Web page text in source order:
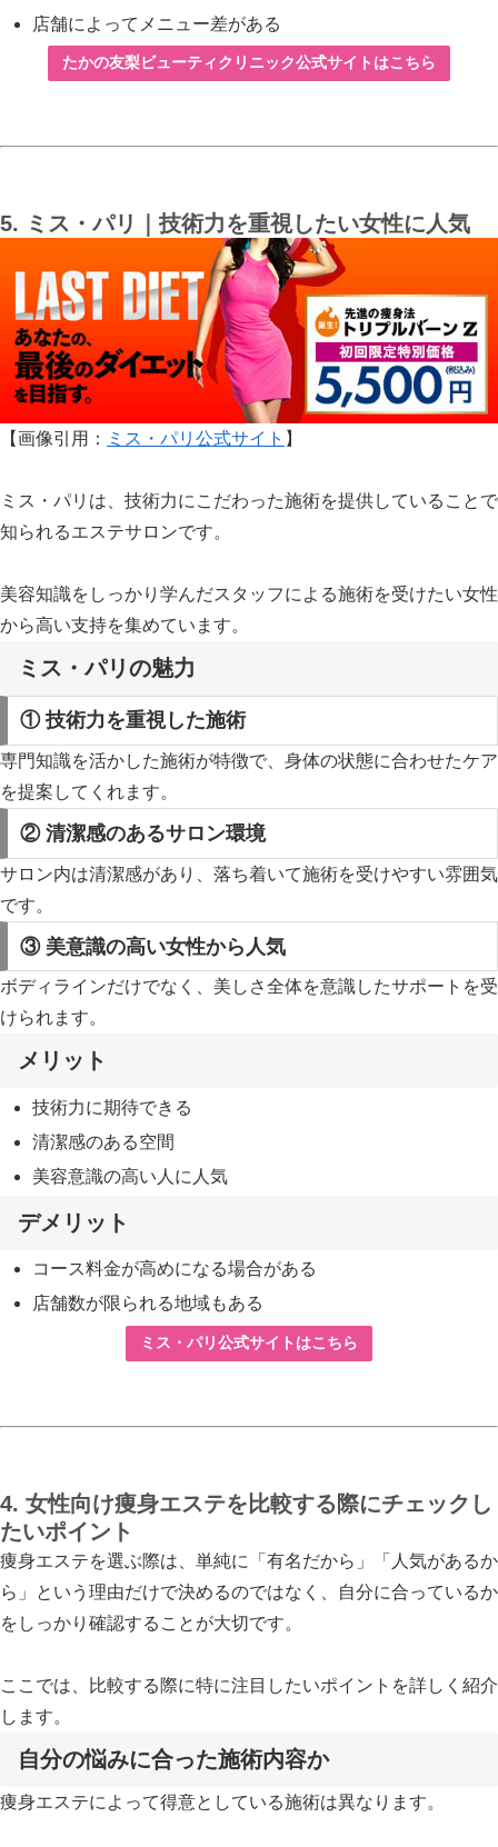
店舗によってメニュー差がある
たかの友梨ビューティクリニック公式サイトはこちら
5. ミス・パリ｜技術力を重視したい女性に人気
【画像引用： ミス・パリ公式サイト 】
ミス・パリは、技術力にこだわった施術を提供していることで
知られるエステサロンです。
美容知識をしっかり学んだスタッフによる施術を受けたい女性
から高い支持を集めています。
ミス・パリの魅力
① 技術力を重視した施術
専門知識を活かした施術が特徴で、身体の状態に合わせたケア
を提案してくれます。
② 清潔感のあるサロン環境
サロン内は清潔感があり、落ち着いて施術を受けやすい雰囲気
です。
③ 美意識の高い女性から人気
ボディラインだけでなく、美しさ全体を意識したサポートを受
けられます。
メリット
技術力に期待できる
清潔感のある空間
美容意識の高い人に人気
デメリット
コース料金が高めになる場合がある
店舗数が限られる地域もある
ミス・パリ公式サイトはこちら
4. 女性向け痩身エステを比較する際にチェックし
たいポイント
痩身エステを選ぶ際は、単純に「有名だから」「人気があるか
ら」という理由だけで決めるのではなく、自分に合っているか
をしっかり確認することが大切です。
ここでは、比較する際に特に注目したいポイントを詳しく紹介
します。
自分の悩みに合った施術内容か
痩身エステによって得意としている施術は異なります。